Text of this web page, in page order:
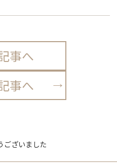
事へ
事へ
ございました